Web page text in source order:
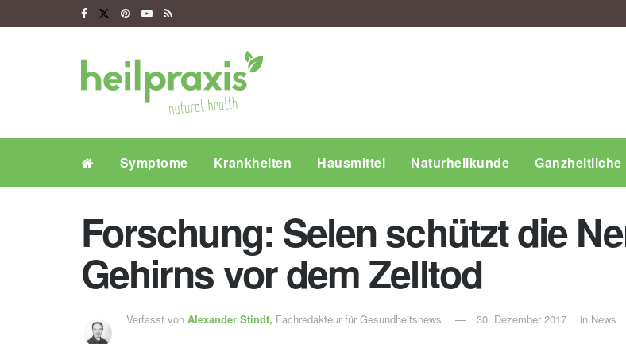
Symptome Krankheiten Hausmittel Naturheilkunde Ganzheitliche
Forschung: Selen schützt die
Gehirns vor dem Zelltod
Verfasst von Alexander Stindt, Fachredakteur für Gesundheitsnews 30. Dezember 2017 in News